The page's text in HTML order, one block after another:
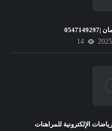
14
الإلكترونية للمراهنات